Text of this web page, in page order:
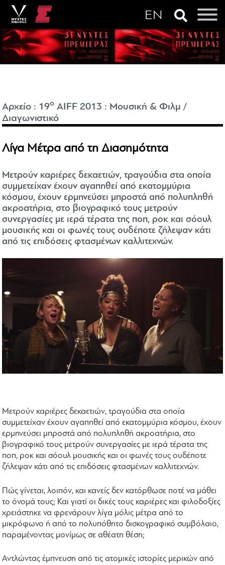
Αρχείο : 19o AIFF 2013 : Μουσική & Φιλμ /
Διαγωνιστικό
Λίγα Μέτρα από τη Διασημότητα
Μετρούν καριέρες δεκαετιών, τραγούδια στα οποία
συμμετείχαν έχουν αγαπηθεί από εκατομμύρια
κόσμου, έχουν ερμηνεύσει μπροστά από πολυπληθή
ακροατήρια, στο βιογραφικό τους μετρούν
συνεργασίες με ιερά τέρατα της ποπ, ροκ και σόουλ
μουσικής και οι φωνές τους ουδέποτε ζήλεψαν κάτι
από τις επιδόσεις φτασμένων καλλιτεχνών.
Μετρούν καριέρες δεκαετιών, τραγούδια στα οποία
συμμετείχαν έχουν αγαπηθεί από εκατομμύρια κόσμου, έχουν
ερμηνεύσει μπροστά από πολυπληθή ακροατήρια, στο
βιογραφικό τους μετρούν συνεργασίες με ιερά τέρατα της
ποπ, ροκ και σόουλ μουσικής και οι φωνές τους ουδέποτε
ζήλεψαν κάτι από τις επιδόσεις φτασμένων καλλιτεχνών.
Πώς γίνεται, λοιπόν, και κανείς δεν κατόρθωσε ποτέ να μάθει
το όνομά τους; Και γιατί οι δικές τους καριέρες και φιλοδοξίες
χρειάστηκε να φρενάρουν λίγα μόλις μέτρα από το
μικρόφωνο ή από το πολυπόθητο δισκογραφικό συμβόλαιο,
παραμένοντας μονίμως σε αθέατη θέση;
Αντλώντας έμπνευση από τις ατομικές ιστορίες μερικών από